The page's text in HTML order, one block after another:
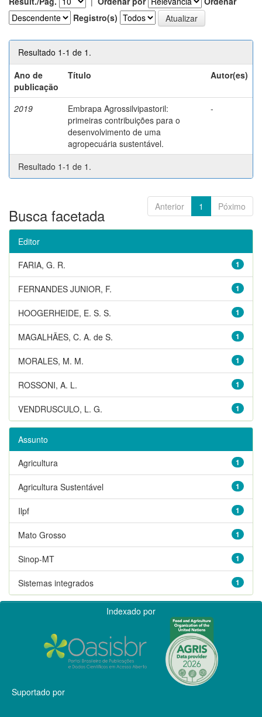
Registro(s)
Resultado 1-1 de 1.
Ano de
publicação
Título Autor(es)
2019
Embrapa Agrossilvipastoril:
primeiras contribuições para o
desenvolvimento de uma
agropecuária sustentável.
-
Resultado 1-1 de 1.
Anterior 1 Póximo
Busca facetada
Editor
1
FARIA, G. R.
1
FERNANDES JUNIOR, F.
1
HOOGERHEIDE, E. S. S.
1
MAGALHÃES, C. A. de S.
1
MORALES, M. M.
1
ROSSONI, A. L.
1
VENDRUSCULO, L. G.
Assunto
1
Agricultura
1
Agricultura Sustentável
1
Ilpf
1
Mato Grosso
1
Sinop-MT
1
Sistemas integrados
Indexado por
Suportado por